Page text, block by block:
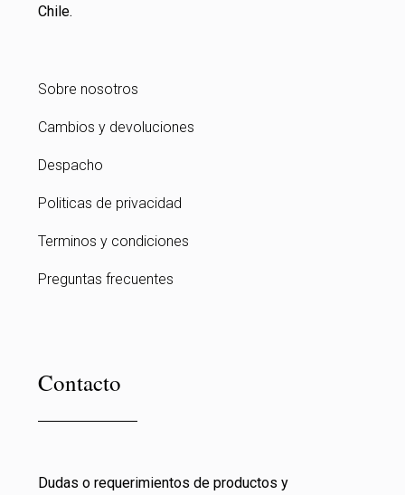
Chile.
Sobre nosotros
Cambios y devoluciones
Despacho
Politicas de privacidad
Terminos y condiciones
Preguntas frecuentes
Contacto
Dudas o requerimientos de productos y